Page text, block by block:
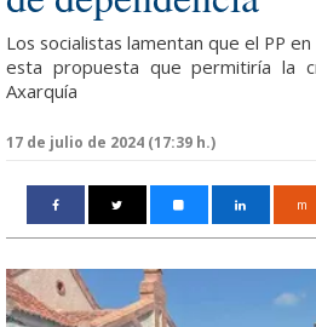
Los socialistas lamentan que el PP
esta propuesta que permitiría la
Axarquía
17 de julio de 2024 (17:39 h.)
m